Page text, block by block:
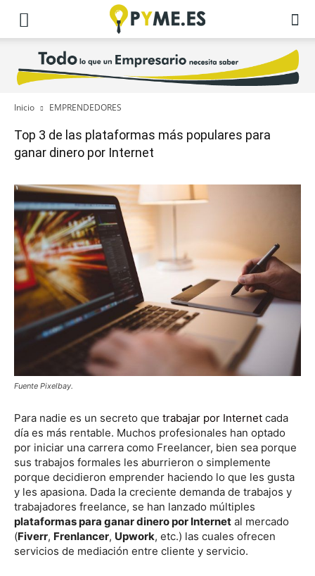
Inicio EMPRENDEDORES
Top 3 de las plataformas más populares para
ganar dinero por Internet
Fuente Pixelbay.
Para nadie es un secreto que trabajar por Internet cada
día es más rentable. Muchos profesionales han optado
por iniciar una carrera como Freelancer, bien sea porque
sus trabajos formales les aburrieron o simplemente
porque decidieron emprender haciendo lo que les gusta
y les apasiona. Dada la creciente demanda de trabajos y
trabajadores freelance, se han lanzado múltiples
plataformas para ganar dinero por Internet al mercado
(Fiverr, Frenlancer, Upwork, etc.) las cuales ofrecen
servicios de mediación entre cliente y servicio.